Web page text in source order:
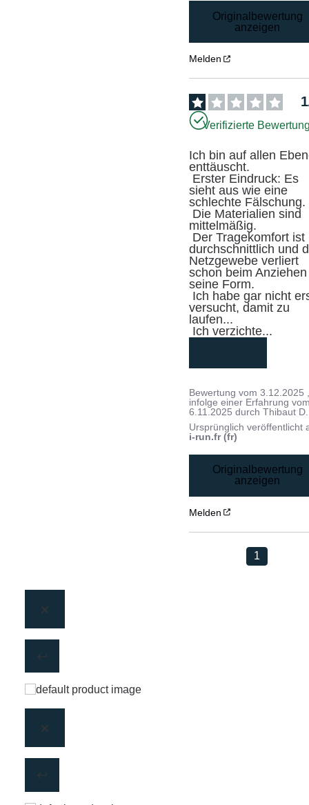
Originalbewertung
anzeigen
Melden
1
Verifizierte
Ich bin auf allen
enttäuscht.
sieht aus wie eine
schlechte Fälschung.
mittelmäßig.
durchschnittlich und
Netzgewebe verliert
schon beim Anziehen
seine Form.
versucht, damit zu
laufen...
Ich verzichte...
Bewertung vom3.12.2025
infolge einer Erfahrung
6.11.2025 durchThibaut D.
Ursprünglich veröffentlicht
i-run.fr (fr)
Originalbewertung
anzeigen
Melden
1